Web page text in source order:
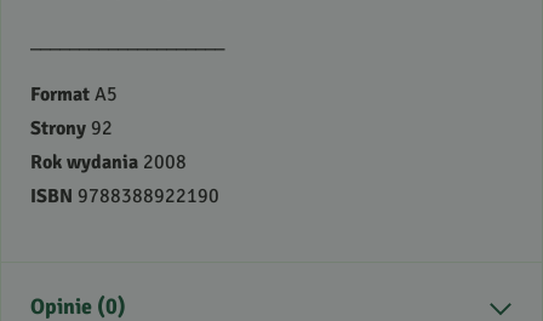
Format A5
Strony 92
Rok wydania 2008
ISBN 9788388922190
Opinie (0)